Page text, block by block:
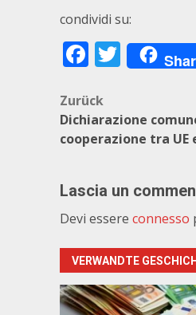
condividi su:
Zurück
Dichiarazione
cooperazione tra UE
Lascia un
Devi essere connesso
VERWANDTE